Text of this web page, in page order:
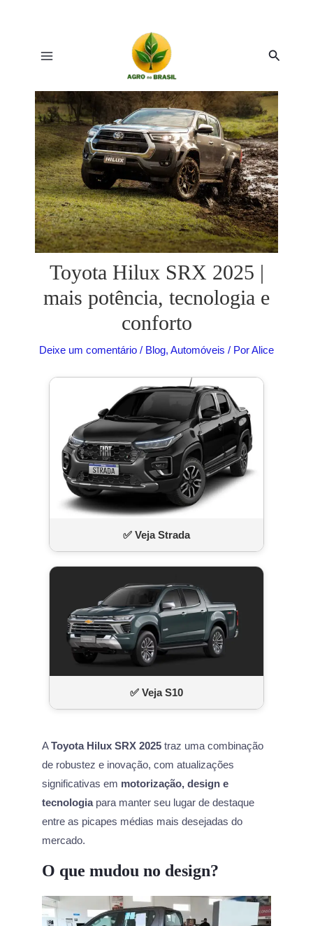
o
conteúdo
Menu
Toyota Hilux SRX 2025 |
mais potência, tecnologia e
conforto
Deixe um comentário / Blog, Automóveis / PorAlice
✅ Veja Strada
✅ Veja S10
AToyota Hilux SRX 2025 traz uma combinação
de robustez e inovação, com atualizações
significativas em motorização, design e
tecnologiapara manter seu lugar de destaque
entre as picapes médias mais desejadas do
mercado.
O que mudou no design?
navigation